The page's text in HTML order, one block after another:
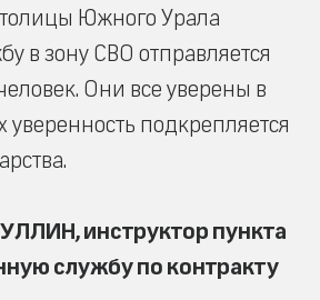
Южного Урала
в зону СВО отправляется
Они все уверены в
уверенность подкрепляется
инструктор пункта
службу по контракту